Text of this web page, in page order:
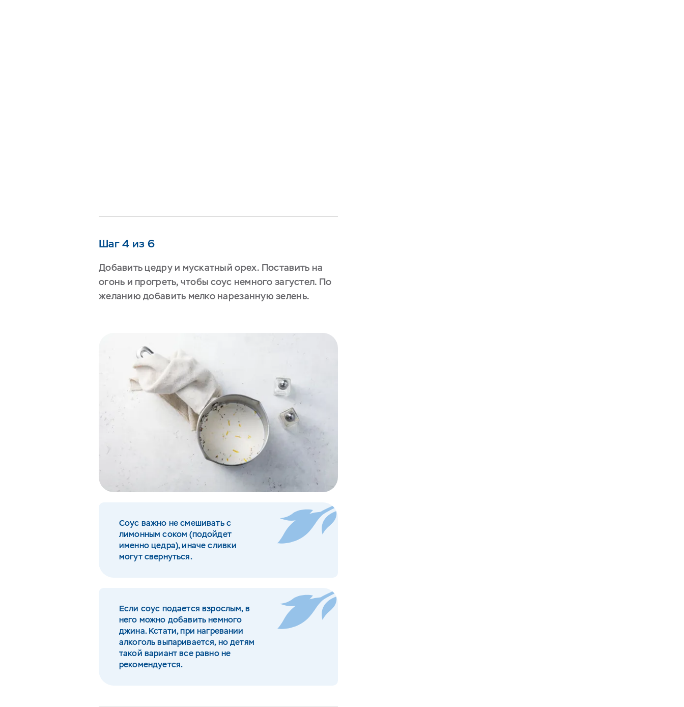
Шаг 4 из 6
Добавить цедру и мускатный орех. Поставить на
огонь и прогреть, чтобы соус немного загустел. По
желанию добавить мелко нарезанную зелень.
Соус важно не смешивать с
лимонным соком (подойдет
именно цедра), иначе сливки
могут свернуться.
Если соус подается взрослым, в
него можно добавить немного
джина. Кстати, при нагревании
алкоголь выпаривается, но детям
такой вариант все равно не
рекомендуется.